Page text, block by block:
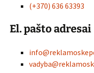
(+370) 636 63393
El. pašto adresai